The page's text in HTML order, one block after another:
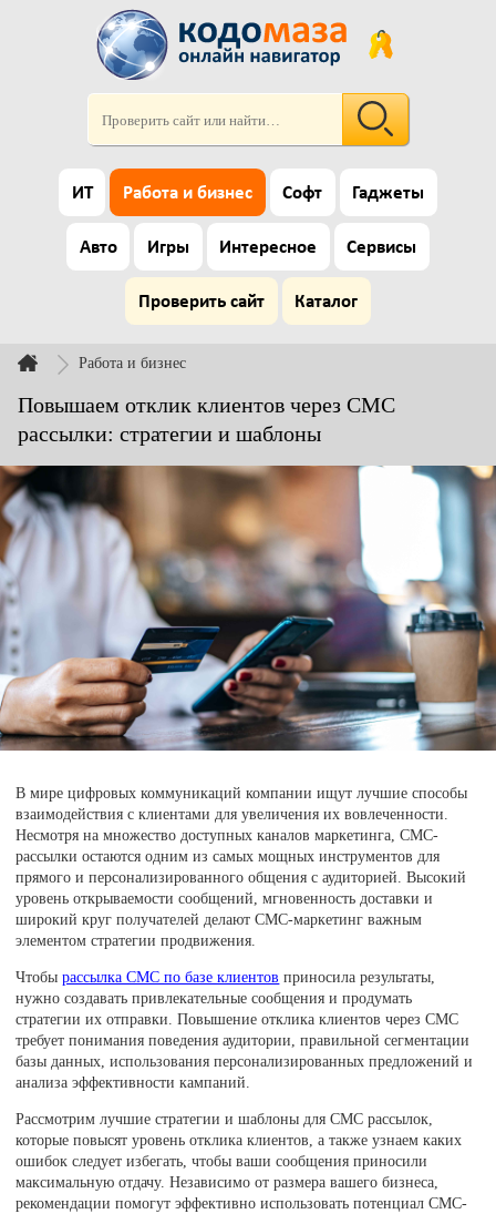
ИТ Работа и бизнес Софт Гаджеты
Авто Игры Интересное Сервисы
Проверить сайт Каталог
Работа и бизнес
Повышаем отклик клиентов через СМС
рассылки: стратегии и шаблоны
В мире цифровых коммуникаций компании ищут лучшие способы
взаимодействия с клиентами для увеличения их вовлеченности.
Несмотря на множество доступных каналов маркетинга, СМС-
рассылки остаются одним из самых мощных инструментов для
прямого и персонализированного общения с аудиторией. Высокий
уровень открываемости сообщений, мгновенность доставки и
широкий круг получателей делают СМС-маркетинг важным
элементом стратегии продвижения.
Чтобырассылка СМС по базе клиентов приносила результаты,
нужно создавать привлекательные сообщения и продумать
стратегии их отправки. Повышение отклика клиентов через СМС
требует понимания поведения аудитории, правильной сегментации
базы данных, использования персонализированных предложений и
анализа эффективности кампаний.
Рассмотрим лучшие стратегии и шаблоны для СМС рассылок,
которые повысят уровень отклика клиентов, а также узнаем каких
ошибок следует избегать, чтобы ваши сообщения приносили
максимальную отдачу. Независимо от размера вашего бизнеса,
рекомендации помогут эффективно использовать потенциал СМС-